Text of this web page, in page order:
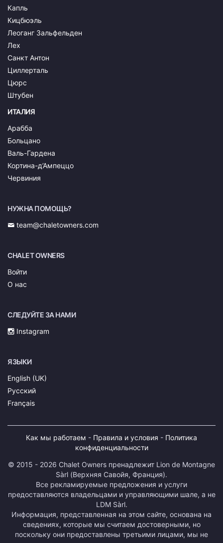
Капль
Кицбюэль
Леоганг Зальфельден
Лех
Санкт Антон
Циллерталь
Цюрс
Штубен
ИТАЛИЯ
Арабба
Больцано
Валь-Гардена
Кортина-д’Ампеццо
Червиния
НУЖНА ПОМОЩЬ?
team@chaletowners.com
CHALET OWNERS
Войти
О нас
СЛЕДУЙТЕ ЗА НАМИ
Instagram
ЯЗЫКИ
English (UK)
Русский
Français
Как мы работаем - Правила и условия - Политика
конфиденциальности
© 2015 - 2026 Chalet Owners пренадлежит Lion de Montagne
Sàrl (Верхняя Савойя, Франция).
Все рекламируемые предложения и услуги
предоставляются владельцами и управляющими шале, а не
LDM Sàrl.
Информация, представленная на этом сайте, основана на
сведениях, которые мы считаем достоверными, но
поскольку они предоставлены третьими лицами, мы не